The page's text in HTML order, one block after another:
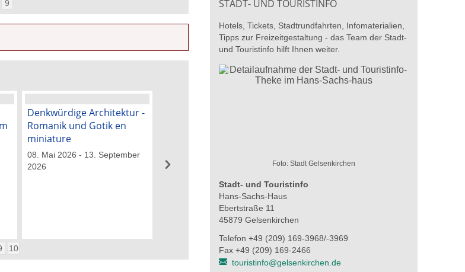
9
Denkwürdige Architektur -
Romanik und Gotik en
miniature
08. Mai 2026 - 13. September
2026
10
STADT- UND TOURISTINFO
Hotels, Tickets, Stadtrundfahrten, Infomaterialien,
Tipps zur Freizeitgestaltung - das Team der Stadt-
und Touristinfo hilft Ihnen weiter.
Foto: Stadt Gelsenkirchen
Stadt- und Touristinfo
Hans-Sachs-Haus
Ebertstraße 11
45879 Gelsenkirchen
Telefon +49 (209) 169-3968/-3969
Fax +49 (209) 169-2466
touristinfo@gelsenkirchen.de